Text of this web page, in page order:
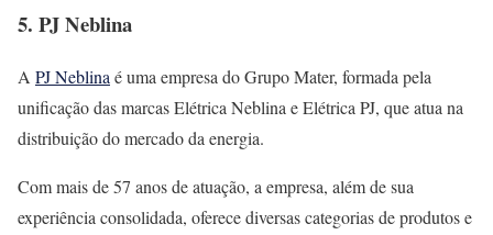
5. PJ Neblina
A PJ Neblinaé uma empresa do Grupo Mater, formada pela
unificação das marcas Elétrica Neblina e Elétrica PJ, que atua na
distribuição do mercado da energia.
Com mais de 57 anos de atuação, a empresa, além de sua
experiência consolidada, oferece diversas categorias de produtos e